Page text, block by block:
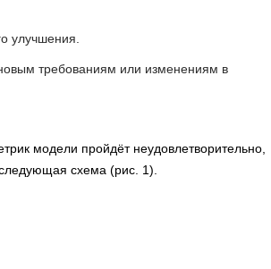
улучшения.
требованиям или изменениям в
модели пройдёт неудовлетворительно,
схема (рис. 1).